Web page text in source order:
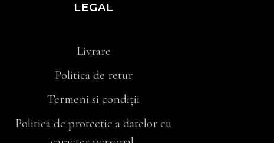
LEGAL
Livrare
Politica de retur
Termeni si condiții
Politica de protectie a datelor cu